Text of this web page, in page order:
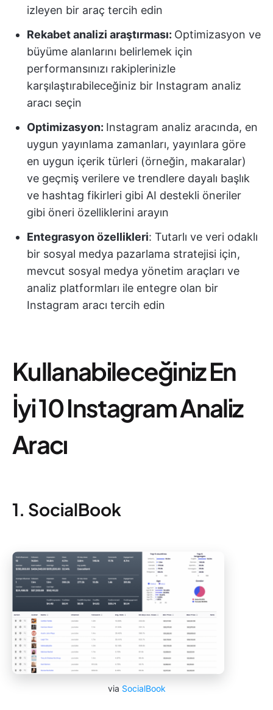
izleyen bir araç tercih edin
Rekabet analizi araştırması: Optimizasyon ve
büyüme alanlarını belirlemek için
performansınızı rakiplerinizle
karşılaştırabileceğiniz bir Instagram analiz
aracı seçin
Optimizasyon: Instagram analiz aracında, en
uygun yayınlama zamanları, yayınlara göre
en uygun içerik türleri (örneğin, makaralar)
ve geçmiş verilere ve trendlere dayalı başlık
ve hashtag fikirleri gibi AI destekli öneriler
gibi öneri özelliklerini arayın
Entegrasyon özellikleri: Tutarlı ve veri odaklı
bir sosyal medya pazarlama stratejisi için,
mevcut sosyal medya yönetim araçları ve
analiz platformları ile entegre olan bir
Instagram aracı tercih edin
Kullanabileceğiniz En
İyi 10 Instagram Analiz
Aracı
1. SocialBook
via SocialBook